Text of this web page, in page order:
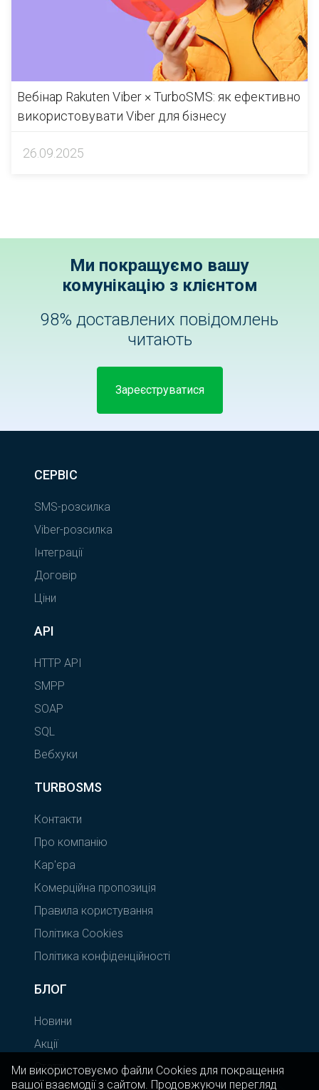
Ми використовуємо файли Cookies для покращення
вашої взаємодії з сайтом. Продовжуючи перегляд
Вебінар Rakuten Viber × TurboSMS: як ефективно
використовувати Viber для бізнесу
26.09.2025
Ми покращуємо вашу
комунікацію з клієнтом
98% доставлених повідомлень
читають
Зареєструватися
СЕРВІС
SMS-розсилка
Viber-розсилка
Інтеграції
Договір
Ціни
API
HTTP API
SMPP
SOAP
SQL
Вебхуки
TURBOSMS
Контакти
Про компанію
Кар'єра
Комерційна пропозиція
Правила користування
Політика Cookies
Політика конфіденційності
БЛОГ
Новини
Акції
Статті